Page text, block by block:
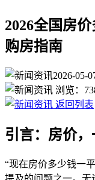
2026全国房
购房指南
2026-05-
浏览：
返回列表
引言：房价
“现在房价多少钱一